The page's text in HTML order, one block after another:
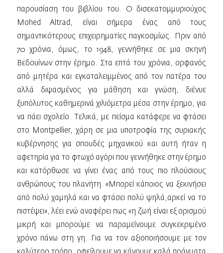
παρουσίαση του βιβλίου του. Ο δισεκατομμυριούχος
Mohed Altrad, είναι σήμερα ένας από τους
σημαντικότερους επιχειρηματίες παγκοσμίως. Πριν από
70 χρόνια, όμως, το 1948, γεννήθηκε σε μια σκηνή
Βεδουίνων στην έρημο. Στα επτά του χρόνια, ορφανός
από μητέρα και εγκαταλειμμένος από τον πατέρα του
αλλά διψασμένος για μάθηση και γνώση, διένυε
ξυπόλυτος καθημερινά χιλιόμετρα μέσα στην έρημο, για
να πάει σχολείο. Τελικά, με πείσμα κατάφερε να φτάσει
στο Montpellier, χάρη σε μια υποτροφία της συριακής
κυβέρνησης για σπουδές μηχανικού και αυτή ήταν η
αφετηρία για το φτωχό αγόρι που γεννήθηκε στην έρημο
και κατόρθωσε να γίνει ένας από τους πιο πλούσιους
ανθρώπους του πλανήτη. «Μπορεί κάποιος να ξεκινήσει
από πολύ χαμηλά και να φτάσει πολύ ψηλά,αρκεί να το
πιστέψει», λέει ενώ αναφέρει πως «η ζωή είναι εξ ορισμού
μικρή και μπορούμε να παραμείνουμε συγκεκριμένο
χρόνο πάνω στη γη. Για να τον αξιοποιήσουμε με τον